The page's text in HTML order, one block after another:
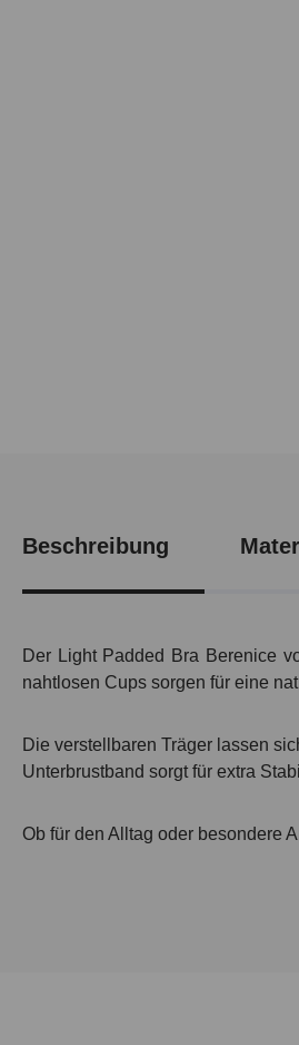
Beschreibung
Der Light Padded Bra Berenice
nahtlosen Cups sorgen für eine
Die verstellbaren Träger lassen
Unterbrustband sorgt für extra
Ob für den Alltag oder besondere